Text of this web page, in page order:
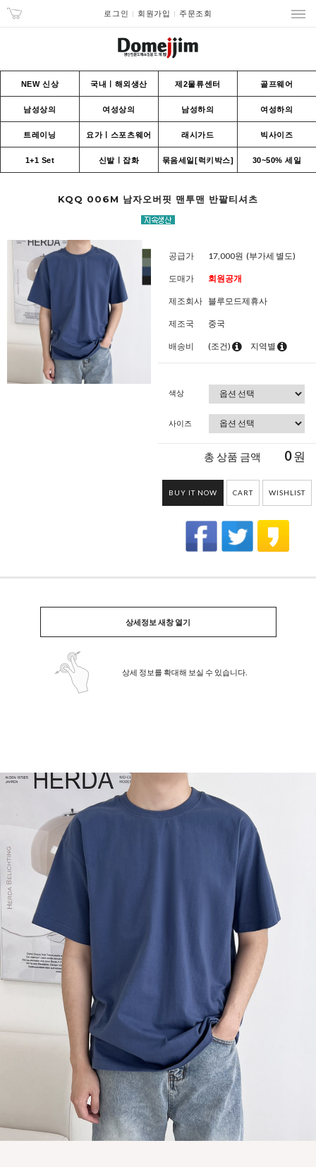
로그인 회원가입 주문조회
NEW 신상 국내ㅣ해외생산 제2물류센터 골프웨어
남성상의 여성상의 남성하의 여성하의
트레이닝 요가ㅣ스포츠웨어 래시가드 빅사이즈
1+1 Set 신발ㅣ잡화 묶음세일[럭키박스] 30~50% 세일
KQQ 006M 남자오버핏 맨투맨 반팔티셔츠
공급가 17,000원 (부가세 별도)
도매가 회원공개
제조회사 블루모드제휴사
제조국 중국
배송비 (조건) 지역별
색상
사이즈
총 상품 금액 0원
BUY IT NOW CART WISHLIST
상세정보 새창 열기
상세 정보를 확대해 보실 수 있습니다.